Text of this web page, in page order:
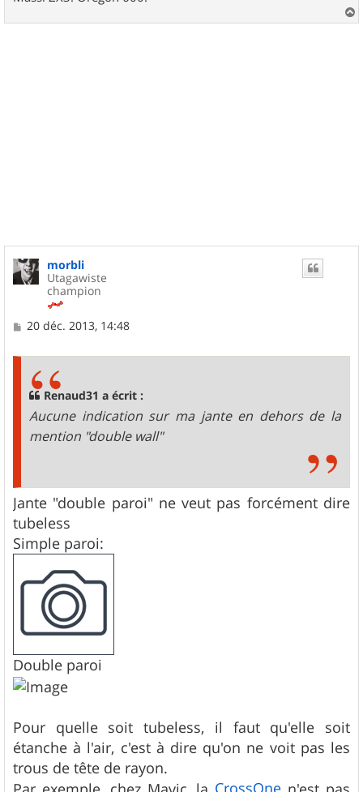
a
morbli
Utagawiste
champion
M
20 déc. 2013, 14:48
Renaud31 a écrit :
Aucune indication sur ma jante en dehors de la
mention "double wall"
Jante "double paroi" ne veut pas forcément dire
tubeless
Simple paroi:
Double paroi
Pour quelle soit tubeless, il faut qu'elle soit
étanche à l'air, c'est à dire qu'on ne voit pas les
trous de tête de rayon.
CrossOne